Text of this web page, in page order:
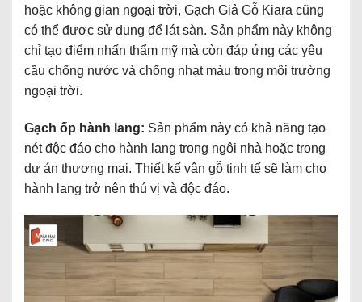
hoặc không gian ngoại trời, Gạch Giả Gỗ Kiara cũng
có thể được sử dụng để lát sàn. Sản phẩm này không
chỉ tạo điểm nhấn thẩm mỹ mà còn đáp ứng các yêu
cầu chống nước và chống nhạt màu trong môi trường
ngoại trời.
Gạch ốp hành lang: Sản phẩm này có khả năng tạo
nét độc đáo cho hành lang trong ngôi nhà hoặc trong
dự án thương mại. Thiết kế vân gỗ tinh tế sẽ làm cho
hành lang trở nên thú vị và độc đáo.